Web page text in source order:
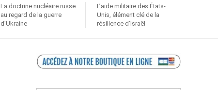
La doctrine nucléaire russe
au regard de la guerre
d’Ukraine
L’aide militaire des États-
Unis, élément clé de la
résilience d’Israël